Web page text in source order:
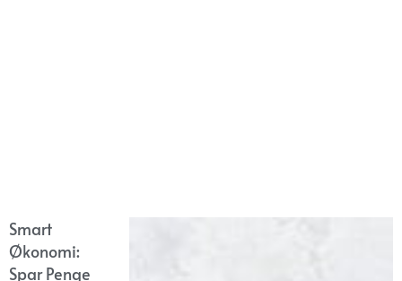
Smart
Økonomi:
Spar Penge